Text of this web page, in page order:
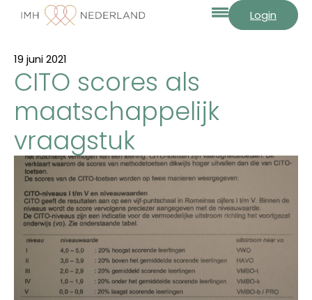
Login
19 juni 2021
CITO scores als
maatschappelijk
vraagstuk